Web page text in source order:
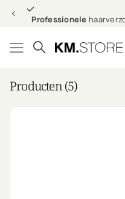
Professionele
Producten (5)